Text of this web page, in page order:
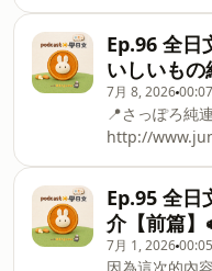
（Oishikatta
（Oishii）：
🥕 《無壓力學
IG：⁠⁠https://
Podcast平台
https://x.gd/
yuma_IG：
課程資訊＆購
https://
▼ 趁這個機會
https://x.gd/lGDku ✂︎ -
✏️【前髪ずっ
（Maegami
要一直摸瀏海
maegami）：
一直🔖 いじ
直摸 --📒 其他
（sawaru）：
Ep.96 全日
いしいもの
7月 8, 2026
📍さっぽろ純
http://
📍一夜干しと
（
✂︎ - - 🎆🍧《夏
Ep.95 全日
介【前篇】
7月 1, 2026